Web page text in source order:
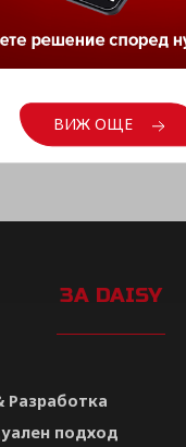
ЗА DAISY
Разработка
подход
ВИЖ ОЩЕ